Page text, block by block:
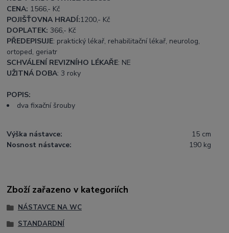
CENA: 1566,- Kč
POJIŠŤOVNA HRADÍ:1200,- Kč
DOPLATEK: 366,- Kč
PŘEDEPISUJE: praktický lékař, rehabilitační lékař, neurolog,
ortoped, geriatr
SCHVÁLENÍ REVIZNÍHO LÉKAŘE: NE
UŽITNÁ DOBA: 3 roky
POPIS:
dva fixační šrouby
Výška nástavce:
15 cm
Nosnost nástavce:
190 kg
Zboží zařazeno v kategoriích
NÁSTAVCE NA WC
STANDARDNÍ